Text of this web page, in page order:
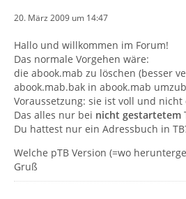
20. März 2009 um 14:47
Hallo und willkommen im Forum!
Das normale Vorgehen wäre:
die abook.mab zu löschen (besser
abook.mab.bak in abook.mab
Voraussetzung: sie ist voll und nicht
Das alles nur bei nicht gestartetem
Du hattest nur ein Adressbuch in
Welche pTB Version (=wo
Gruß